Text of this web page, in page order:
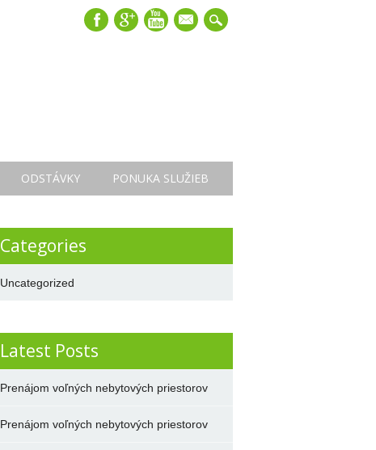
mail
ODSTÁVKY PONUKA SLUŽIEB
Categories
Uncategorized
Latest Posts
Prenájom voľných nebytových priestorov
Prenájom voľných nebytových priestorov